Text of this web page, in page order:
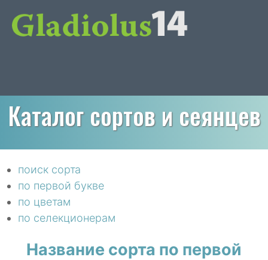
Каталог сортов и сеянцев
поиск сорта
по первой букве
по цветам
по селекционерам
Название сорта по первой